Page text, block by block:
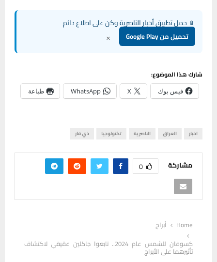
📱 حمل تطبيق أخبار الناصرية وكن على اطلاع دائم
تحميل من Google Play ×
شارك هذا الموضوع:
فيس بوك X
WhatsApp طباعة
اخبار العراق الناصرية تكنولوجيا ذي قار
مشاركة 0
Home
أبراج
كسوفان للشمس عام 2024.. تابعوا جاكلين عقيقي لاكتشاف
تأثيرهما على الأبراج